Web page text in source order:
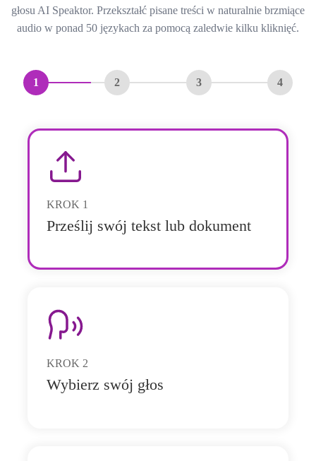
głosu AI Speaktor. Przekształć pisane treści w naturalnie brzmiące
audio w ponad 50 językach za pomocą zaledwie kilku kliknięć.
1 2 3 4
KROK 1
Prześlij swój tekst lub dokument
KROK 2
Wybierz swój głos